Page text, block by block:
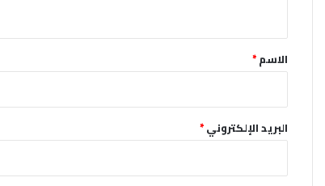
*الاسم*
البريد الإلكتروني*